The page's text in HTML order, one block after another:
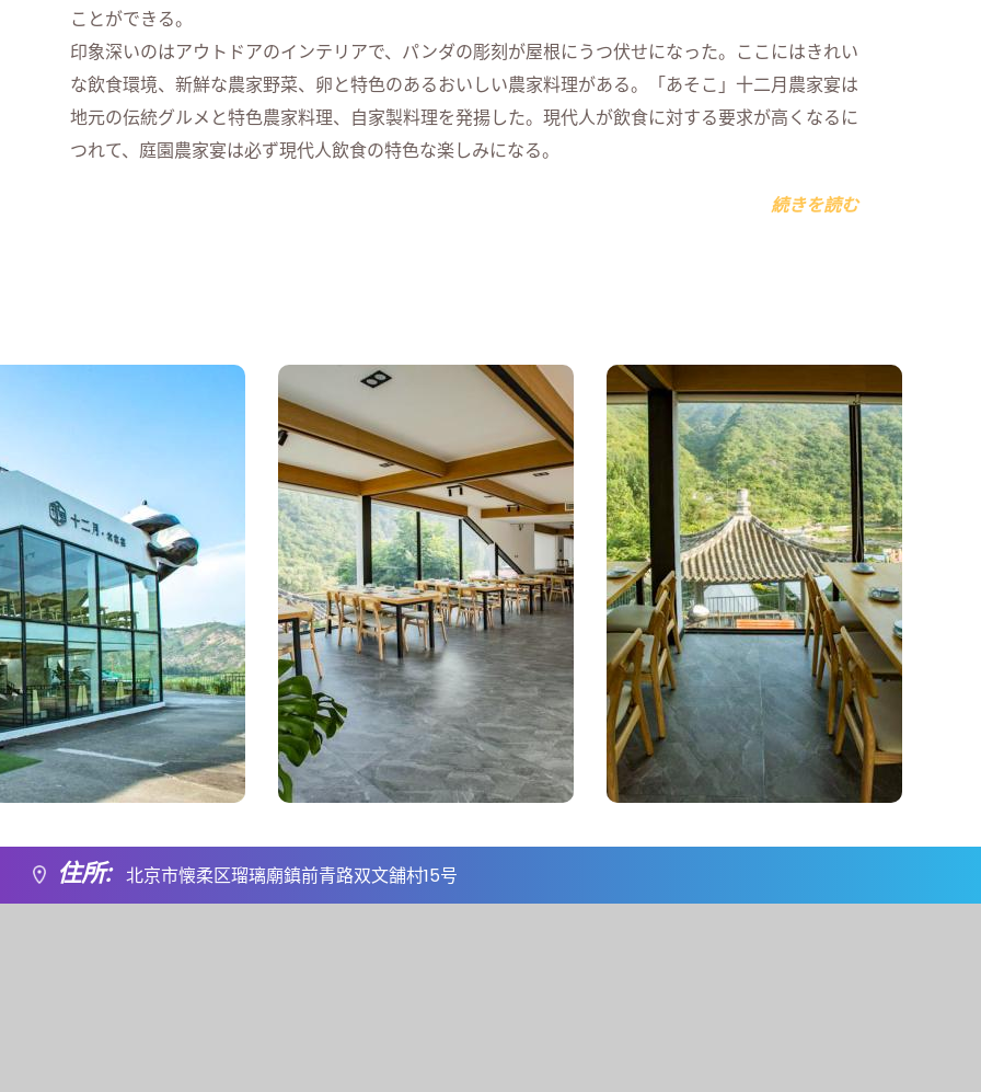
ことができる。
印象深いのはアウトドアのインテリアで、パンダの彫刻が屋根にうつ伏せになった。ここにはきれい
な飲食環境、新鮮な農家野菜、卵と特色のあるおいしい農家料理がある。「あそこ」十二月農家宴は
地元の伝統グルメと特色農家料理、自家製料理を発揚した。現代人が飲食に対する要求が高くなるに
つれて、庭園農家宴は必ず現代人飲食の特色な楽しみになる。
続きを読む
住所: 北京市懐柔区瑠璃廟鎮前青路双文舗村15号